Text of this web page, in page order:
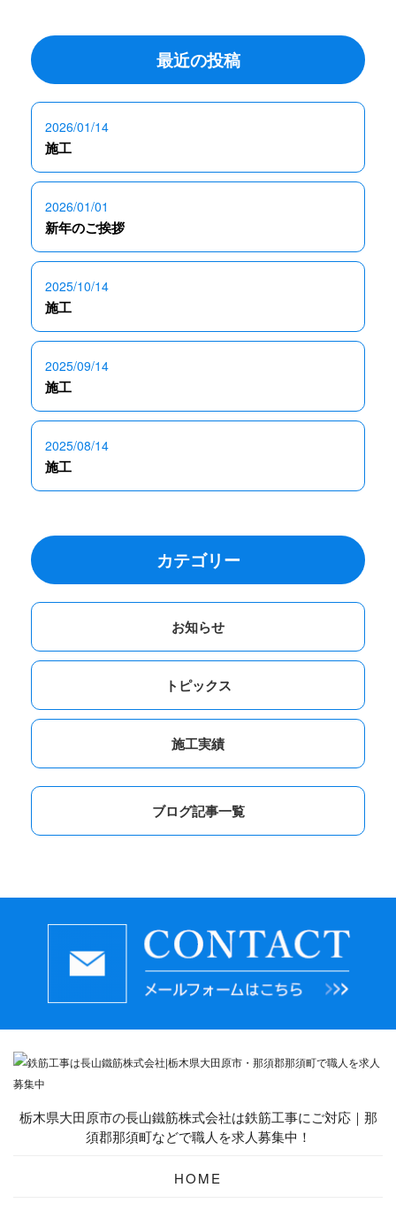
最近の投稿
2026/01/14
施工
2026/01/01
新年のご挨拶
2025/10/14
施工
2025/09/14
施工
2025/08/14
施工
カテゴリー
お知らせ
トピックス
施工実績
ブログ記事一覧
栃木県大田原市の長山鐵筋株式会社は鉄筋工事にご対応｜那
須郡那須町などで職人を求人募集中！
HOME